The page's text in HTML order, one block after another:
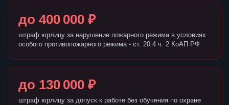
до 400 000 ₽
штраф юрлицу за нарушение пожарного режима в условиях
особого противопожарного режима - ст. 20.4 ч. 2 КоАП РФ
до 130 000 ₽
штраф юрлицу за допуск к работе без обучения по охране